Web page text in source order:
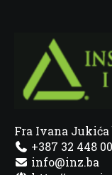
Fra Ivana Jukića
+387 32 448
info@inz.ba